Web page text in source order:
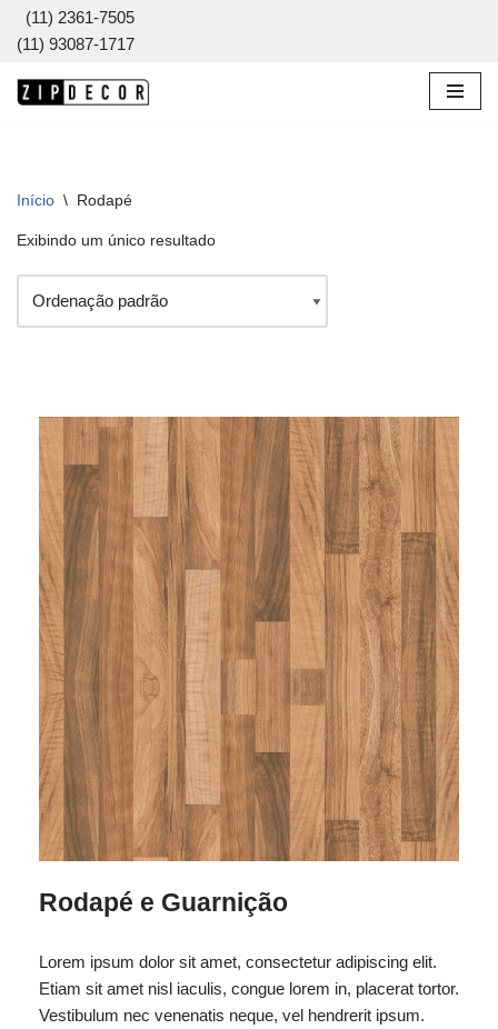
Pular
para
(11) 2361-7505
(11) 93087-1717
Início \ Rodapé
Exibindo um único resultado
Rodapé e Guarnição
Lorem ipsum dolor sit amet, consectetur adipiscing elit.
Etiam sit amet nisl iaculis, congue lorem in, placerat tortor.
Vestibulum nec venenatis neque, vel hendrerit ipsum.